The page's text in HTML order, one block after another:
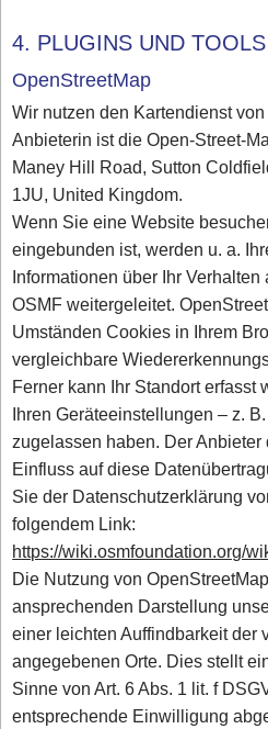
4. PLUGINS UND TOOLS
OpenStreetMap
Wir nutzen den Kartendienst
Anbieterin ist die Open-Street-
Maney Hill Road, Sutton
1JU, United Kingdom.
Wenn Sie eine Website
eingebunden ist, werden u. a.
Informationen über Ihr
OSMF weitergeleitet.
Umständen Cookies in Ihrem
vergleichbare
Ferner kann Ihr Standort erfasst
Ihren Geräteeinstellungen – z.
zugelassen haben. Der
Einfluss auf diese
Sie der Datenschutzerklärung
folgendem Link:
https://wiki.osmfoundation.org/
Die Nutzung von
ansprechenden Darstellung
einer leichten Auffindbarkeit der
angegebenen Orte. Dies stellt
Sinne von Art. 6 Abs. 1 lit. f
entsprechende Einwilligung